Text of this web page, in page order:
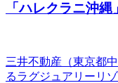
「ハレクラニ沖
三井不動産（東京都
るラグジュアリーリ